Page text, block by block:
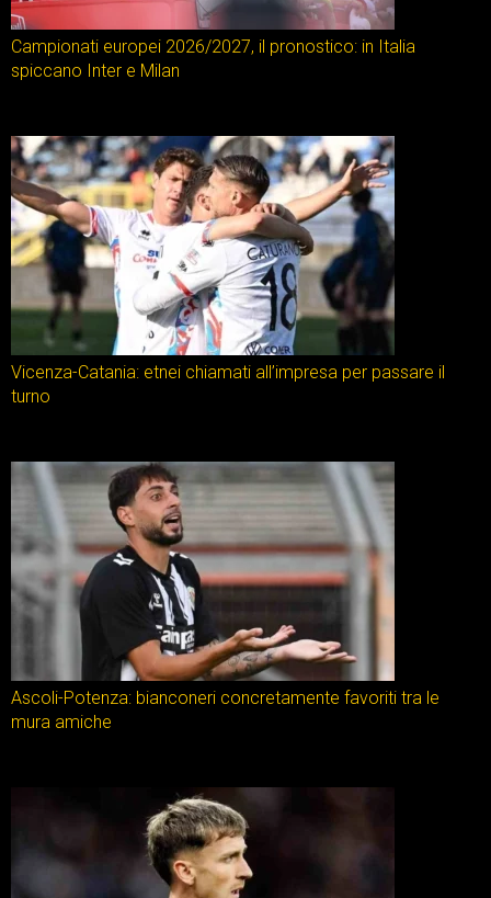
Campionati europei 2026/2027, il pronostico: in Italia
spiccano Inter e Milan
Vicenza-Catania: etnei chiamati all’impresa per passare il
turno
Ascoli-Potenza: bianconeri concretamente favoriti tra le
mura amiche